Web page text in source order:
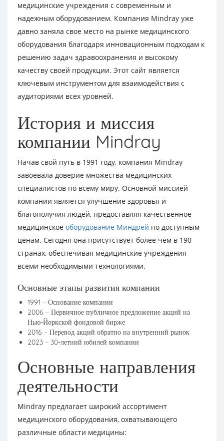
медицинские учреждения с современным и
надежным оборудованием. Компания Mindray уже
давно заняла свое место на рынке медицинского
оборудования благодаря инновационным подходам к
решению задач здравоохранения и высокому
качеству своей продукции. Этот сайт является
ключевым инструментом для взаимодействия с
аудиториями всех уровней.
История и миссия
компании Mindray
Начав свой путь в 1991 году, компания Mindray
завоевала доверие множества медицинских
специалистов по всему миру. Основной миссией
компании является улучшение здоровья и
благополучия людей, предоставляя качественное
медицинское оборудование Миндрей по доступным
ценам. Сегодня она присутствует более чем в 190
странах, обеспечивая медицинские учреждения
всеми необходимыми технологиями.
Основные этапы развития компании
1991 – Основание компании
2006 – Первичное публичное предложение акций на
Нью-Йоркской фондовой бирже
2016 – Перевод акций обратно на внутренний рынок
2023 – 30-летний юбилей компании
Основные направления
деятельности
Mindray предлагает широкий ассортимент
медицинского оборудования, охватывающего
различные области медицины: